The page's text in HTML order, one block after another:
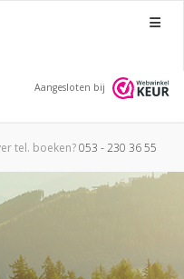
Menu
Aangesloten bij
tel. boeken?053 - 230 36 55